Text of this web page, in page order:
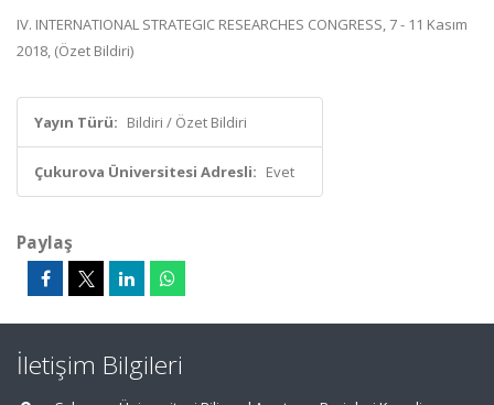
IV. INTERNATIONAL STRATEGIC RESEARCHES CONGRESS, 7 - 11 Kasım
2018, (Özet Bildiri)
Yayın Türü: Bildiri / Özet Bildiri
Çukurova Üniversitesi Adresli: Evet
Paylaş
İletişim Bilgileri